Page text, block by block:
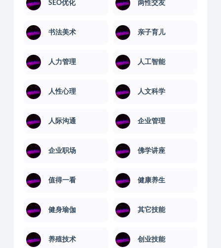
SEO优化 两性交友
书法美术 亲子育儿
人力管理 人工智能
人性心理 人文科学
人际沟通 企业管理
企业职场 佛学讲座
值得一看 健康养生
健身瑜伽 其它技能
养殖技术 创业技能